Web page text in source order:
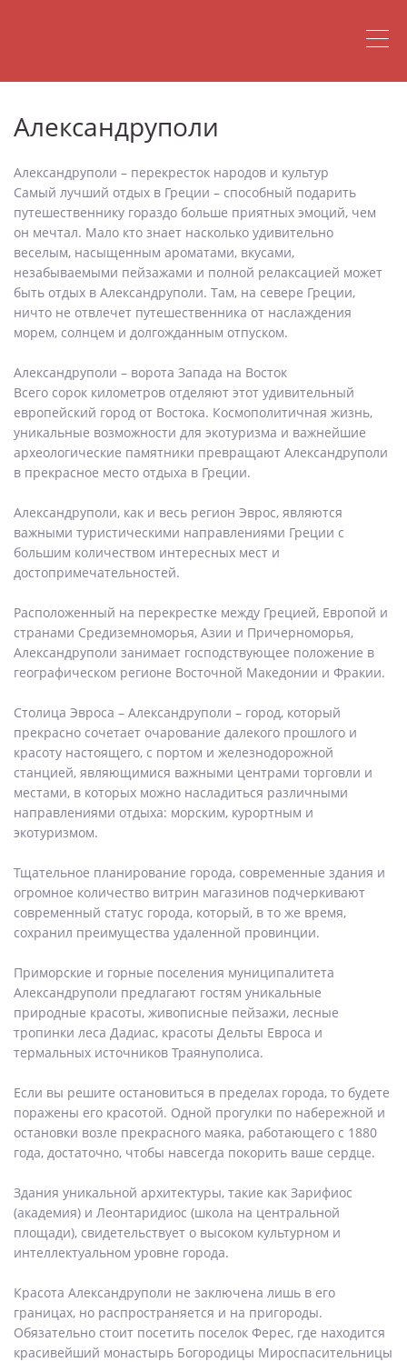
Александруполи
Александруполи – перекресток народов и культур
Самый лучший отдых в Греции – способный подарить
путешественнику гораздо больше приятных эмоций, чем
он мечтал. Мало кто знает насколько удивительно
веселым, насыщенным ароматами, вкусами,
незабываемыми пейзажами и полной релаксацией может
быть отдых в Александруполи. Там, на севере Греции,
ничто не отвлечет путешественника от наслаждения
морем, солнцем и долгожданным отпуском.
Александруполи – ворота Запада на Восток
Всего сорок километров отделяют этот удивительный
европейский город от Востока. Космополитичная жизнь,
уникальные возможности для экотуризма и важнейшие
археологические памятники превращают Александруполи
в прекрасное место отдыха в Греции.
Александруполи, как и весь регион Эврос, являются
важными туристическими направлениями Греции с
большим количеством интересных мест и
достопримечательностей.
Расположенный на перекрестке между Грецией, Европой и
странами Средиземноморья, Азии и Причерноморья,
Александруполи занимает господствующее положение в
географическом регионе Восточной Македонии и Фракии.
Столица Эвроса – Александруполи – город, который
прекрасно сочетает очарование далекого прошлого и
красоту настоящего, с портом и железнодорожной
станцией, являющимися важными центрами торговли и
местами, в которых можно насладиться различными
направлениями отдыха: морским, курортным и
экотуризмом.
Тщательное планирование города, современные здания и
огромное количество витрин магазинов подчеркивают
современный статус города, который, в то же время,
сохранил преимущества удаленной провинции.
Приморские и горные поселения муниципалитета
Александруполи предлагают гостям уникальные
природные красоты, живописные пейзажи, лесные
тропинки леса Дадиас, красоты Дельты Евроса и
термальных источников Траянуполиса.
Если вы решите остановиться в пределах города, то будете
поражены его красотой. Одной прогулки по набережной и
остановки возле прекрасного маяка, работающего с 1880
года, достаточно, чтобы навсегда покорить ваше сердце.
Здания уникальной архитектуры, такие как Зарифиос
(академия) и Леонтаридиос (школа на центральной
площади), свидетельствует о высоком культурном и
интеллектуальном уровне города.
Красота Александруполи не заключена лишь в его
границах, но распространяется и на пригороды.
Обязательно стоит посетить поселок Ферес, где находится
красивейший монастырь Богородицы Мироспасительницы